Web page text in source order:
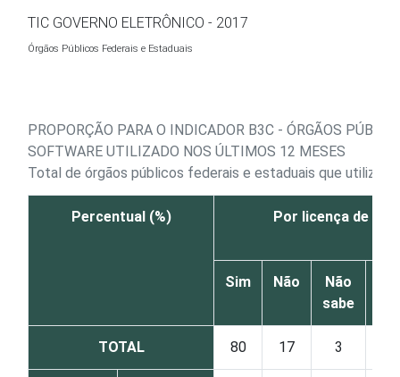
TIC GOVERNO ELETRÔNICO - 2017
Órgãos Públicos Federais e Estaduais
PROPORÇÃO PARA O INDICADOR B3C - ÓRGÃOS
SOFTWARE UTILIZADO NOS ÚLTIMOS 12 MESES
Total de órgãos públicos federais e estaduais que utilizam
Percentual (%) Por licença de uso
Sim Não
Não
sabe
TOTAL 80 17 3